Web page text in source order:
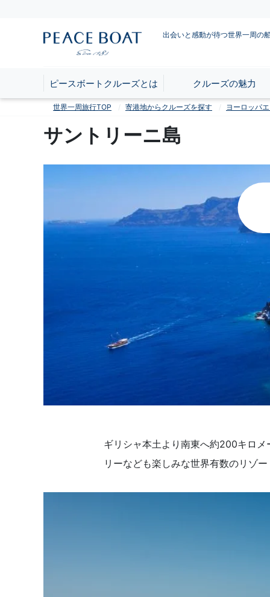
出会いと感動が待つ世界一周の
ピースボートクルーズとは クルーズの魅力
世界一周旅行TOP 寄港地からクルーズを探す ヨーロッパ
サントリーニ島
ギリシャ本土より南東へ約200キロ
リーなども楽しみな世界有数のリゾ